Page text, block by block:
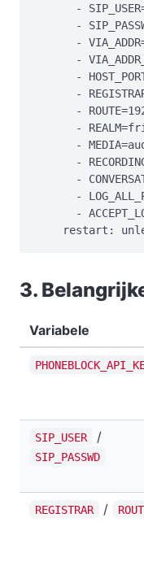
-
-
-
-
-
-
-
-
-
-
-
-
-
restart:
3.
Variabele
SIP_USER /
SIP_PASSWD
REGISTRAR /